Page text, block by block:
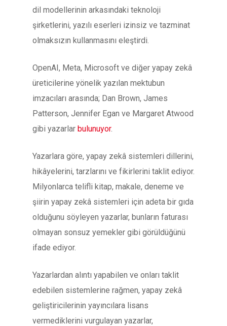
dil modellerinin arkasındaki teknoloji
şirketlerini, yazılı eserleri izinsiz ve tazminat
olmaksızın kullanmasını eleştirdi.
OpenAI, Meta, Microsoft ve diğer yapay zekâ
üreticilerine yönelik yazılan mektubun
imzacıları arasında; Dan Brown, James
Patterson, Jennifer Egan ve Margaret Atwood
gibi yazarlar bulunuyor.
Yazarlara göre, yapay zekâ sistemleri dillerini,
hikâyelerini, tarzlarını ve fikirlerini taklit ediyor.
Milyonlarca telifli kitap, makale, deneme ve
şiirin yapay zekâ sistemleri için adeta bir gıda
olduğunu söyleyen yazarlar, bunların faturası
olmayan sonsuz yemekler gibi görüldüğünü
ifade ediyor.
Yazarlardan alıntı yapabilen ve onları taklit
edebilen sistemlerine rağmen, yapay zekâ
geliştiricilerinin yayıncılara lisans
vermediklerini vurgulayan yazarlar,